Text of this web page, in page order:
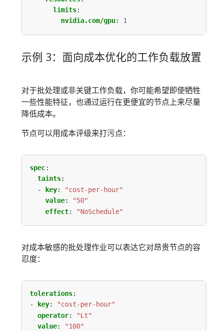
limits:
nvidia.com/gpu: 1
示例 3：面向成本优化的工作负载放置
对于批处理或非关键工作负载，你可能希望即使牺牲
一些性能特征，也通过运行在更便宜的节点上来尽量
降低成本。
节点可以用成本评级来打污点：
spec:
taints:
-
key:
"cost-per-hour"
value:
"50"
effect: "NoSchedule"
对成本敏感的批处理作业可以表达它对昂贵节点的容
忍度：
tolerations:
-
key:
"cost-per-hour"
operator:
"Lt"
value:
"100"